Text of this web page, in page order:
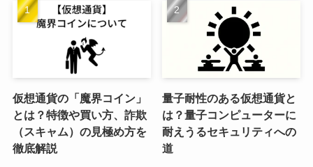
仮想通貨の「魔界コイン」
とは？特徴や買い方、詐欺
（スキャム）の見極め方を
徹底解説
量子耐性のある仮想通貨と
は？量子コンピューターに
耐えうるセキュリティへの
道